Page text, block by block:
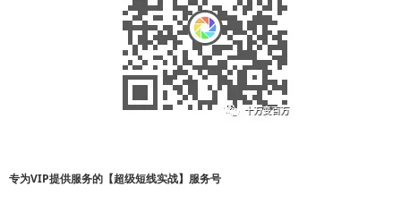
专为VIP提供服务的【超级短线实战】服务号